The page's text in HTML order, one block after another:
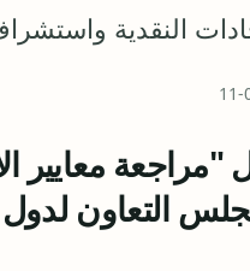
النقدية
معايير
التعاون لدول